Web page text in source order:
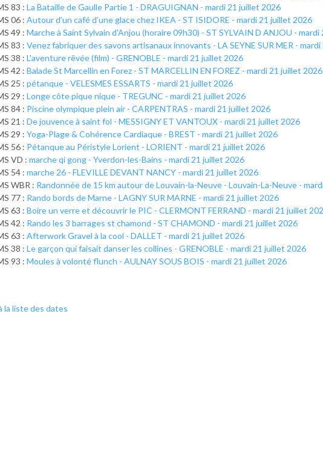
83 :La Bataille de Gaulle Partie 1 - DRAGUIGNAN - mardi 21 juillet 2026
06 :Autour d’un café d’une glace chez IKEA - ST ISIDORE - mardi 21 juillet 2026
49 :Marche à Saint Sylvain d'Anjou (horaire 09h30) - ST SYLVAIN D ANJOU -
83 :Venez fabriquer des savons artisanaux innovants - LA SEYNE SUR MER -
38 :L'aventure rêvée (film) - GRENOBLE - mardi 21 juillet 2026
42 :Balade St Marcellin en Forez - ST MARCELLIN EN FOREZ - mardi 21 juillet 2026
25 :pétanque - VELESMES ESSARTS - mardi 21 juillet 2026
29 :Longe côte pique nique - TREGUNC - mardi 21 juillet 2026
84 : Piscine olympique plein air - CARPENTRAS - mardi 21 juillet 2026
21 :De jouvence à saint fol - MESSIGNY ET VANTOUX - mardi 21 juillet 2026
29 :Yoga-Plage & Cohérence Cardiaque - BREST - mardi 21 juillet 2026
56 : Pétanque au Péristyle Lorient - LORIENT - mardi 21 juillet 2026
VD :marche qi gong - Yverdon-les-Bains - mardi 21 juillet 2026
54 :marche 26 - FLEVILLE DEVANT NANCY - mardi 21 juillet 2026
WBR : Randonnée de 15 km autour de Louvain-la-Neuve - Louvain-La-Neuve -
77 : Rando bords de Marne - LAGNY SUR MARNE - mardi 21 juillet 2026
63 :Boire un verre et découvrir le PIC - CLERMONT FERRAND - mardi 21 juillet
42 : Rando les 3 barrages st chamond - ST CHAMOND - mardi 21 juillet 2026
63 :Afterwork Gravel à la cool - DALLET - mardi 21 juillet 2026
38 :Le garçon qui faisait danser les collines - GRENOBLE - mardi 21 juillet 2026
93 :Moules à volonté flunch - AULNAY SOUS BOIS - mardi 21 juillet 2026
la liste des dates